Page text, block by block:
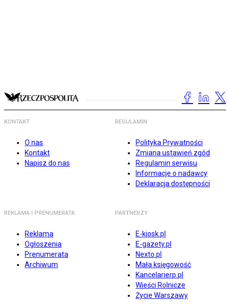
KONTAKT
O nas
Kontakt
Napisz do nas
REGULAMIN
Polityka Prywatności
Zmiana ustawień zgód
Regulamin serwisu
Informacje o nadawcy
Deklaracja dostępności
REKLAMA I PRENUMERATA
Reklama
Ogłoszenia
Prenumerata
Archiwum
PARTNERZY
E-kiosk.pl
E-gazety.pl
Nexto.pl
Mała księgowość
Kancelarierp.pl
Wieści Rolnicze
Życie Warszawy